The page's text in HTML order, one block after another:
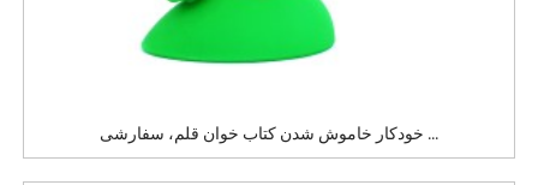
خودکار خاموش شدن کتاب خوان قلم، سفارشی ...